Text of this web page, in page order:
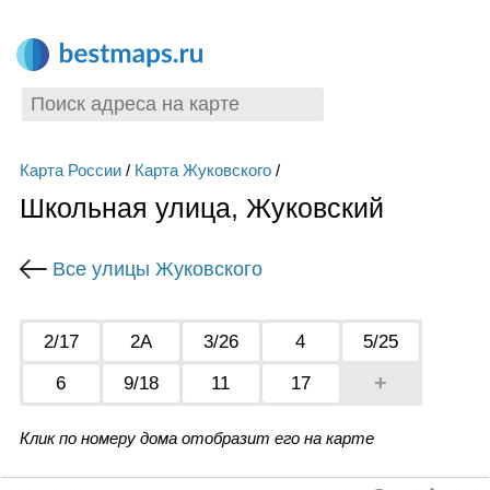
Карта России/ Карта Жуковского/
Школьная улица, Жуковский
Все улицы Жуковского
2/17 2А 3/26 4
5/25
6
9/18 11 17 +
Клик по номеру дома отобразит его на карте